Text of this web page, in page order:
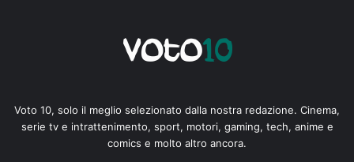
Voto 10, solo il meglio selezionato dalla nostra redazione. Cinema,
serie tv e intrattenimento, sport, motori, gaming, tech, anime e
comics e molto altro ancora.